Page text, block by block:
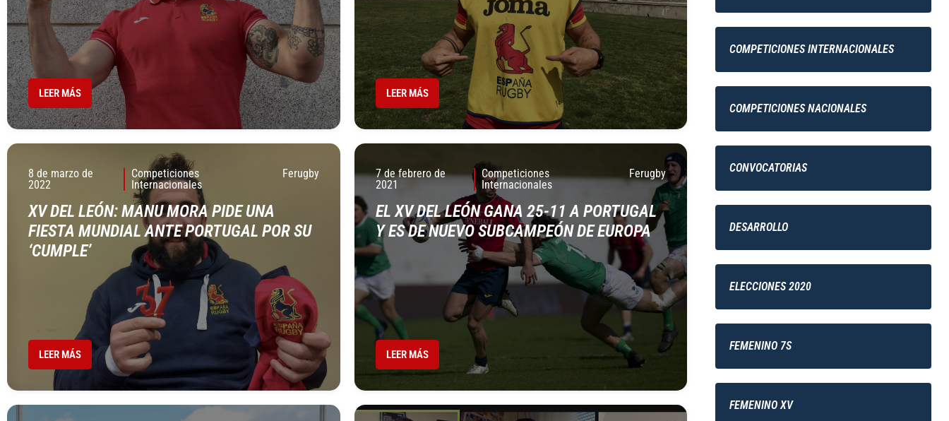
LEER MÁS LEER MÁS
8 de marzo de
2022
Competiciones
Internacionales
Ferugby
XV DEL LEÓN: MANU MORA PIDE UNA
FIESTA MUNDIAL ANTE PORTUGAL POR SU
‘CUMPLE’
LEER MÁS
7 de febrero de
2021
Competiciones
Internacionales
Ferugby
EL XV DEL LEÓN GANA 25-11 A PORTUGAL
Y ES DE NUEVO SUBCAMPEÓN DE EUROPA
LEER MÁS
COMPETICIONES INTERNACIONALES
COMPETICIONES NACIONALES
CONVOCATORIAS
DESARROLLO
ELECCIONES 2020
FEMENINO 7S
FEMENINO XV